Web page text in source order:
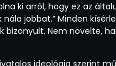
ki arról, hogy ez az
jobbat.” Minden
bizonyult. Nem növelte,
ideológia szerint